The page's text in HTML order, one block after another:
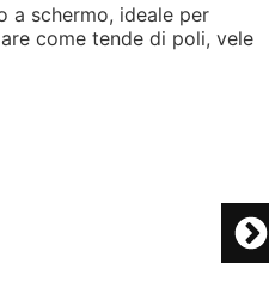
a schermo, ideale per
come tende di poli, vele